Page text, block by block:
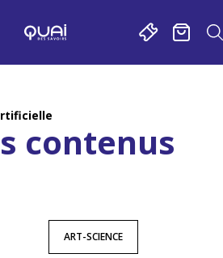
contenus
ART-SCIENCE